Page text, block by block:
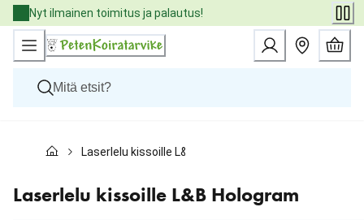
Skip
to
Content
Nyt ilmainen toimitus ja palautus!
Kissat
Eläinlääkäriruoat
Tuotemerkit
Laserlelu kissoille L&B Hologram
Laserlelu kissoille L&B Hologram